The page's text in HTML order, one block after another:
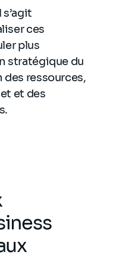
ces
plus
stratégique du
des ressources,
et des